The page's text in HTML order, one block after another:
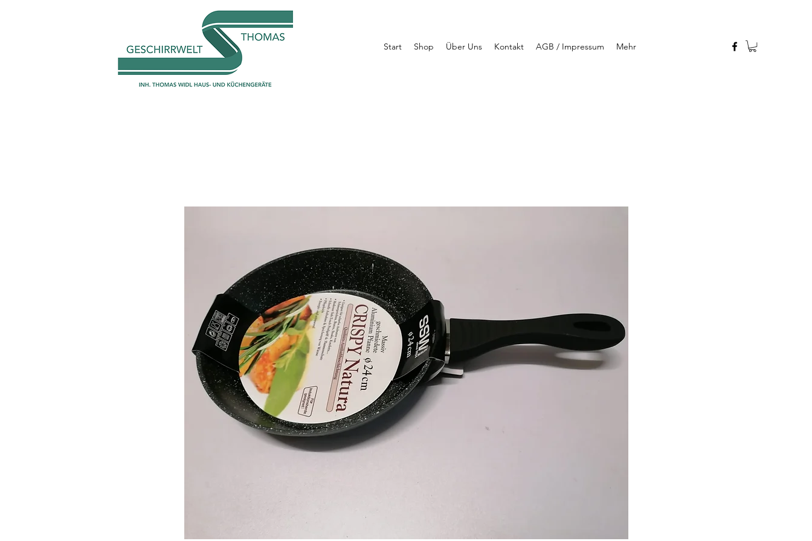
Start Shop Über Uns Kontakt AGB / Impressum Mehr